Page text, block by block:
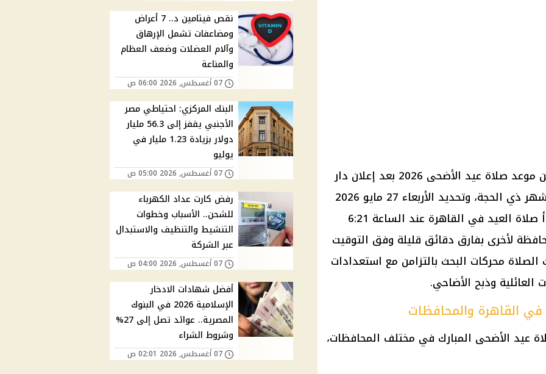
يبحث ملايين المواطنين في مصر عن موعد صلاة عيد الأضحى 2026 بعد إعلان دار
الإفتاء المصرية رسميًا ثبوت هلال شهر ذي الحجة، وتحديد الأربعاء 27 مايو 2026
أول أيام عيد الأضحى المبارك. وتبدأ صلاة العيد في القاهرة عند الساعة 6:21
لأخرى بفارق دقائق قليلة وفق التوقيت
محركات البحث بالتزامن مع استعدادات
العائلية وذبح الأضاحي.
عيد الأضحى المبارك في مختلف المحافظات،
نقص فيتامين د.. 7 أعراض
ومضاعفات تشمل الإرهاق
وآلام العضلات وضعف العظام
والمناعة
07 أغسطس, 2026 06:00 ص
البنك المركزي: احتياطي مصر
الأجنبي يقفز إلى 56.3 مليار
دولار بزيادة 1.23 مليار في
يوليو
07 أغسطس, 2026 05:00 ص
رفض كارت عداد الكهرباء
للشحن.. الأسباب وخطوات
التنشيط والتنظيف والاستبدال
عبر الشركة
07 أغسطس, 2026 04:00 ص
أفضل شهادات الادخار
الإسلامية 2026 في البنوك
المصرية.. عوائد تصل إلى 27%
وشروط الشراء
07 أغسطس, 2026 02:01 ص